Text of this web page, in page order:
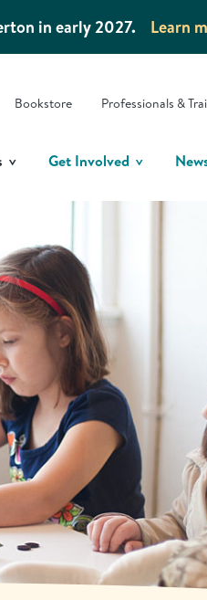
in early 2027. Learn
Bookstore Professionals &
Get Involved